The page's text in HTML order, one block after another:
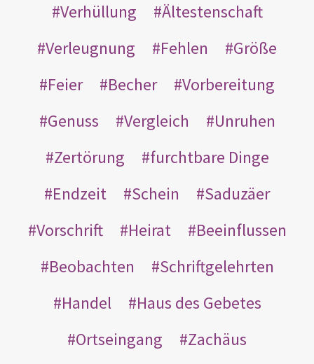
Verhüllung
Ältestenschaft
Verleugnung
Fehlen
Größe
Feier
Becher
Vorbereitung
Genuss
Vergleich
Unruhen
Zertörung
furchtbare Dinge
Endzeit
Schein
Saduzäer
Vorschrift
Heirat
Beeinflussen
Beobachten
Schriftgelehrten
Handel
Haus des Gebetes
Ortseingang
Zachäus